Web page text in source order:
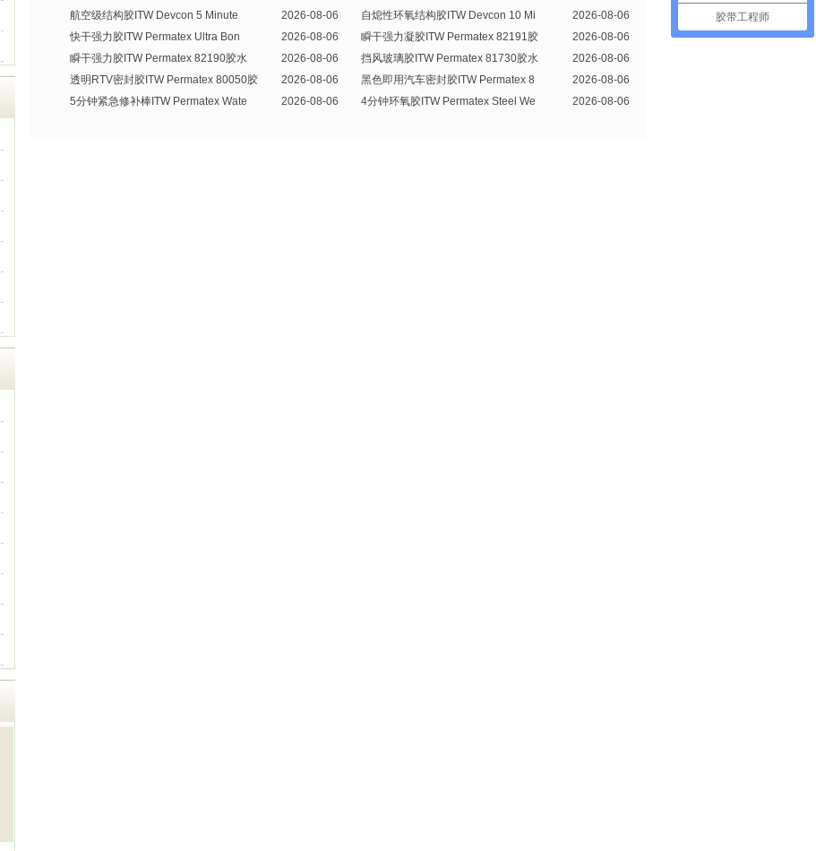
航空级结构胶ITW Devcon 5 Minute
2026-08-06 自熄性环氧结构胶ITW Devcon 10 Mi
2026-08-06
快干强力胶ITW Permatex Ultra Bon
2026-08-06 瞬干强力凝胶ITW Permatex 82191胶
2026-08-06
瞬干强力胶ITW Permatex 82190胶水
2026-08-06 挡风玻璃胶ITW Permatex 81730胶水
2026-08-06
透明RTV密封胶ITW Permatex 80050胶
2026-08-06 黑色即用汽车密封胶ITW Permatex 8
2026-08-06
5分钟紧急修补棒ITW Permatex Wate
2026-08-06 4分钟环氧胶ITW Permatex Steel We 2026-08-06
胶带工程师